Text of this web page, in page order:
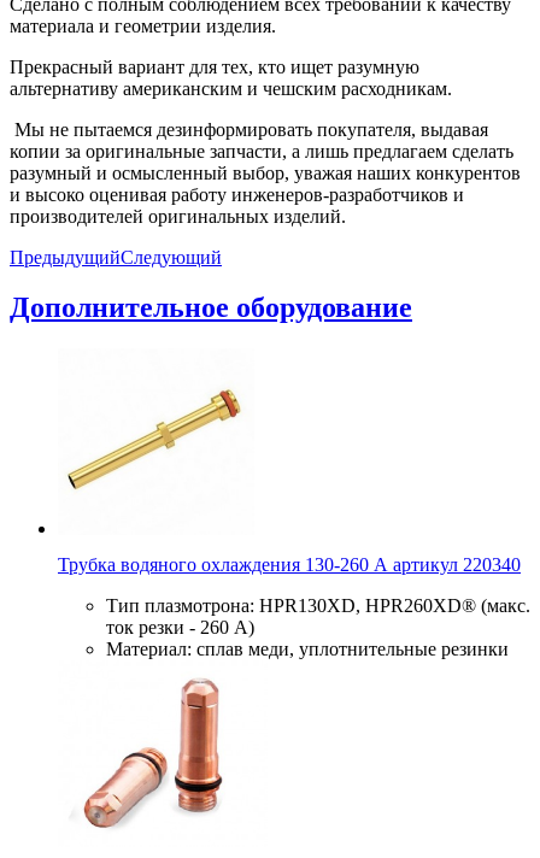
материала и геометрии изделия.
Прекрасный вариант для тех, кто ищет разумную
альтернативу американским и чешским расходникам.
Мы не пытаемся дезинформировать покупателя, выдавая
копии за оригинальные запчасти, а лишь предлагаем сделать
разумный и осмысленный выбор, уважая наших конкурентов
и высоко оценивая работу инженеров-разработчиков и
производителей оригинальных изделий.
ПредыдущийСледующий
Дополнительное оборудование
Трубка водяного охлаждения 130-260 А артикул 220340
Тип плазмотрона: HPR130XD, HPR260XD® (макс.
ток резки - 260 А)
Материал: сплав меди, уплотнительные резинки